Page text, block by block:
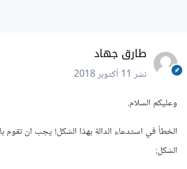
طارق جهاد
نشر11 أكتوبر 2018
وعليكم السلام.
الخطأ في استدعاء الدالة بهذا الشكل! يجب ان تقوم
الشكل: